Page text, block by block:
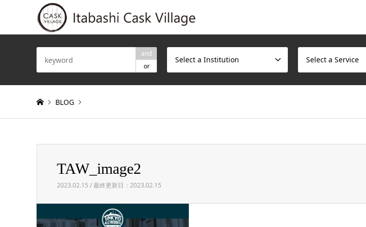
and
or
Select a Institution Select a Service
BLOG
TAW_image2
TAW_image2
2023.02.15 / 最終更新日：2023.02.15